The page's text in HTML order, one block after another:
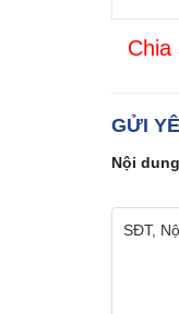
Chia
GỬI
Nội dung